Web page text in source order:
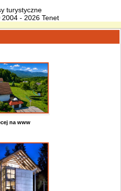
turystyczne
- 2026 Tenet
na www